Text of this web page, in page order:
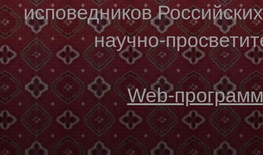
исповедников
научно-
Web-